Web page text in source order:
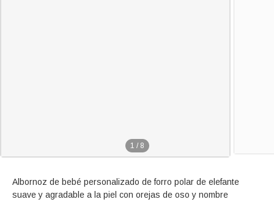
1 / 8
Albornoz de bebé personalizado de forro polar de elefante
suave y agradable a la piel con orejas de oso y nombre